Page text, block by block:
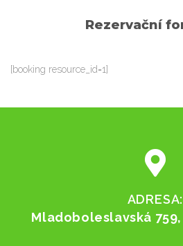
Rezervační
[booking resource_id=1]
ADRESA:
Mladoboleslavská 759,